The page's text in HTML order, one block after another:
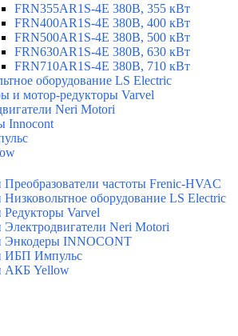
FRN355AR1S-4E 380В, 355 кВт
FRN400AR1S-4E 380В, 400 кВт
FRN500AR1S-4E 380В, 500 кВт
FRN630AR1S-4E 380В, 630 кВт
FRN710AR1S-4E 380В, 710 кВт
оборудование LS Electric
и мотор-редукторы Varvel
Neri Motori
Innocont
Преобразователи частоты Frenic-HVAC
Низковольтное оборудование LS Electric
Редукторы Varvel
Электродвигатели Neri Motori
Энкодеры INNOCONT
ИБП Импульс
АКБ Yellow